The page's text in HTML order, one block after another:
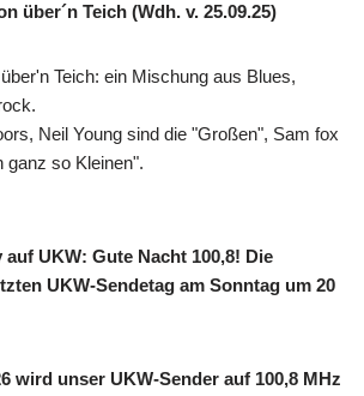
über´n Teich (Wdh. v. 25.09.25)
Teich: ein Mischung aus Blues,
Neil Young sind die "Großen", Sam fox
ganz so Kleinen".
auf UKW: Gute Nacht 100,8! Die
UKW-Sendetag am Sonntag um 20
wird unser UKW-Sender auf 100,8 MHz